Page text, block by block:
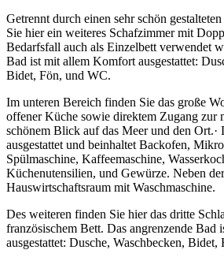
Getrennt durch einen sehr schön
Sie hier ein weiteres Schafzimmer mit
Bedarfsfall auch als Einzelbett verwendet
Bad ist mit allem Komfort ausgestattet:
Bidet, Fön, und WC.
Im unteren Bereich finden Sie das große
offener Küche sowie direktem Zugang zur
schönem Blick auf das Meer und den
ausgestattet und beinhaltet Backofen,
Spülmaschine, Kaffeemaschine,
Küchenutensilien, und Gewürze. Neben
Hauswirtschaftsraum mit Waschmaschine.
Des weiteren finden Sie hier das dritte
französischem Bett. Das angrenzende
ausgestattet: Dusche, Waschbecken, Bidet,